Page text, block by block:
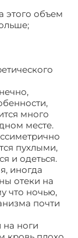
этого объем
много
месте.
пухлыми,
и одеться.
иногда
отеки на
что ночью,
почти
ноги